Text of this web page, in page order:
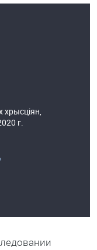
хрысціян,
г.